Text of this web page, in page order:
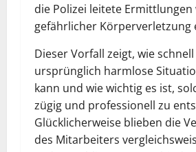
die Polizei leitete Ermittlungen
gefährlicher Körperverletzung
Dieser Vorfall zeigt, wie
ursprünglich harmlose
kann und wie wichtig es ist,
zügig und professionell zu
Glücklicherweise blieben die
des Mitarbeiters